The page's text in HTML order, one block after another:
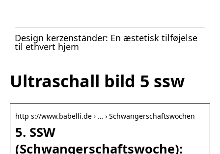
Design kerzenständer: En æstetisk tilføjelse
til ethvert hjem
Ultraschall bild 5 ssw
http s://www.babelli.de › … › Schwangerschaftswochen
5. SSW
(Schwangerschaftswoche):